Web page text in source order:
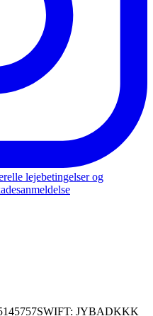
lejebetingelser og
SWIFT: JYBADKKK